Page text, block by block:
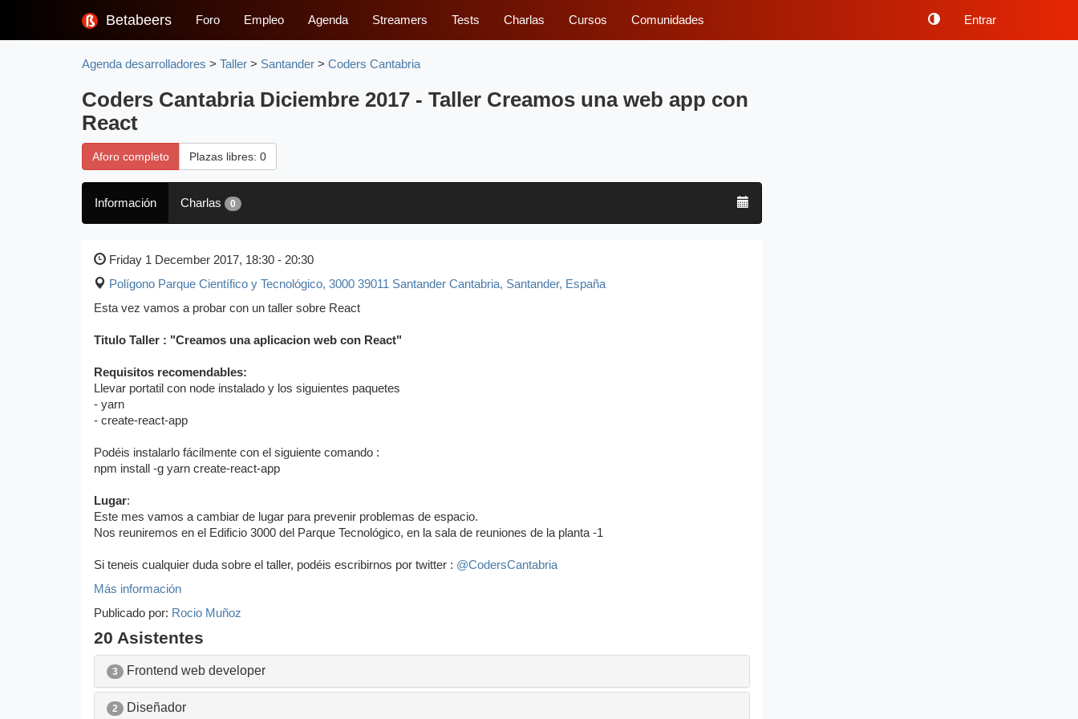
Betabeers Foro Empleo Agenda Streamers Tests Charlas Cursos Comunidades Entrar
Agenda desarrolladores > Taller > Santander > Coders Cantabria
Coders Cantabria Diciembre 2017 - Taller Creamos una web app con
React
Aforo completo Plazas libres: 0
Información Charlas 0
Friday 1 December 2017, 18:30 - 20:30
Polígono Parque Científico y Tecnológico, 3000 39011 Santander Cantabria, Santander, España
Esta vez vamos a probar con un taller sobre React
Titulo Taller : "Creamos una aplicacion web con React"
Requisitos recomendables:
Llevar portatil con node instalado y los siguientes paquetes
- yarn
- create-react-app
Podéis instalarlo fácilmente con el siguiente comando :
npm install -g yarn create-react-app
Lugar:
Este mes vamos a cambiar de lugar para prevenir problemas de espacio.
Nos reuniremos en el Edificio 3000 del Parque Tecnológico, en la sala de reuniones de la planta -1
Si teneis cualquier duda sobre el taller, podéis escribirnos por twitter : @CodersCantabria
Más información
Publicado por: Rocio Muñoz
20 Asistentes
3 Frontend web developer
2 Diseñador